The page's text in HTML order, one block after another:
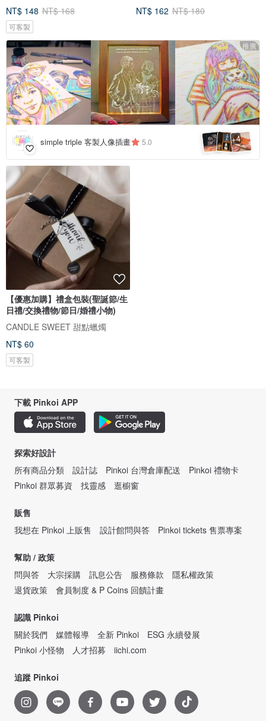
NT$ 148 NT$ 168
可客製
NT$ 162 NT$ 180
推廣
simple triple 客製人像插畫 5.0 +4
【優惠加購】禮盒包裝(聖誕節/生
日禮/交換禮物/節日/婚禮小物)
CANDLE SWEET 甜點蠟燭
NT$ 60
可客製
下載 Pinkoi APP
探索好設計
所有商品分類
設計誌 Pinkoi 台灣倉庫配送
Pinkoi 禮物卡
Pinkoi 群眾募資
找靈感 逛櫥窗
販售
我想在 Pinkoi 上販售
設計館問與答 Pinkoi tickets 售票專案
幫助 / 政策
問與答
大宗採購 訊息公告 服務條款
隱私權政策
退貨政策
會員制度 & P Coins 回饋計畫
認識 Pinkoi
關於我們
媒體報導 全新 Pinkoi
ESG 永續發展
Pinkoi 小怪物
人才招募 iichi.com
追蹤 Pinkoi